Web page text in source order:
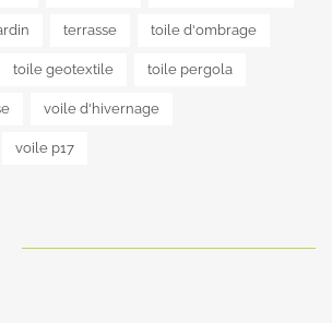
terrasse toile d'ombrage
toile geotextile toile pergola
voile d'hivernage
voile p17